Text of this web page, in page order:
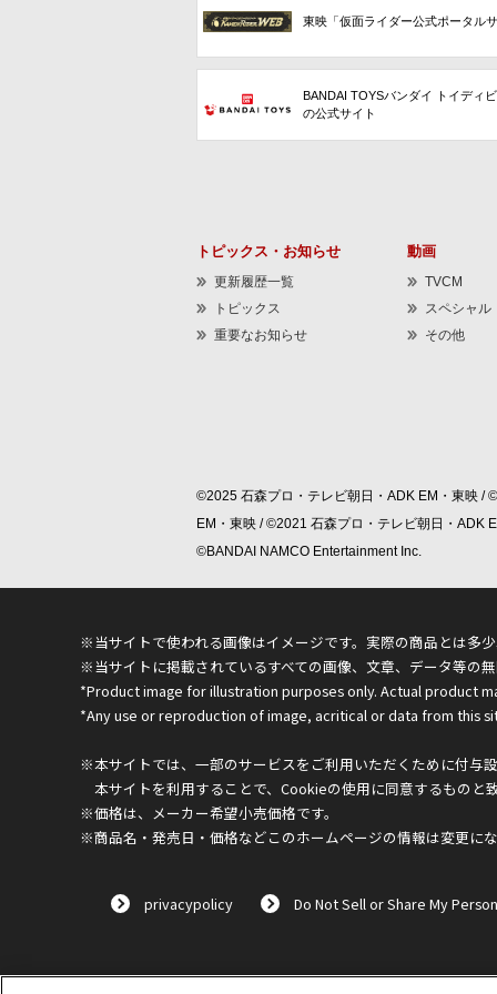
東映「仮面ライダー公式ポータルサ
BANDAI TOYSバンダイ トイディ
の公式サイト
トピックス・お知らせ
更新履歴一覧
トピックス
重要なお知らせ
動画
TVCM
スペシャル
その他
©2025 石森プロ・テレビ朝日・ADK EM・東映 /
EM・東映 / ©2021 石森プロ・テレビ朝日・ADK
©BANDAI NAMCO Entertainment Inc.
※当サイトで使われる画像はイメージです。実際の商品とは多
※当サイトに掲載されているすべての画像、文章、データ等の無
*Product image for illustration purposes only. Actual product
*Any use or reproduction of image, acritical or data from this
※本サイトでは、一部のサービスをご利用いただくために付与
本サイトを利用することで、Cookieの使用に同意するものと
※価格は、メーカー希望小売価格です。
※商品名・発売日・価格などこのホームページの情報は変更に
privacypolicy Do Not Sell or Share My